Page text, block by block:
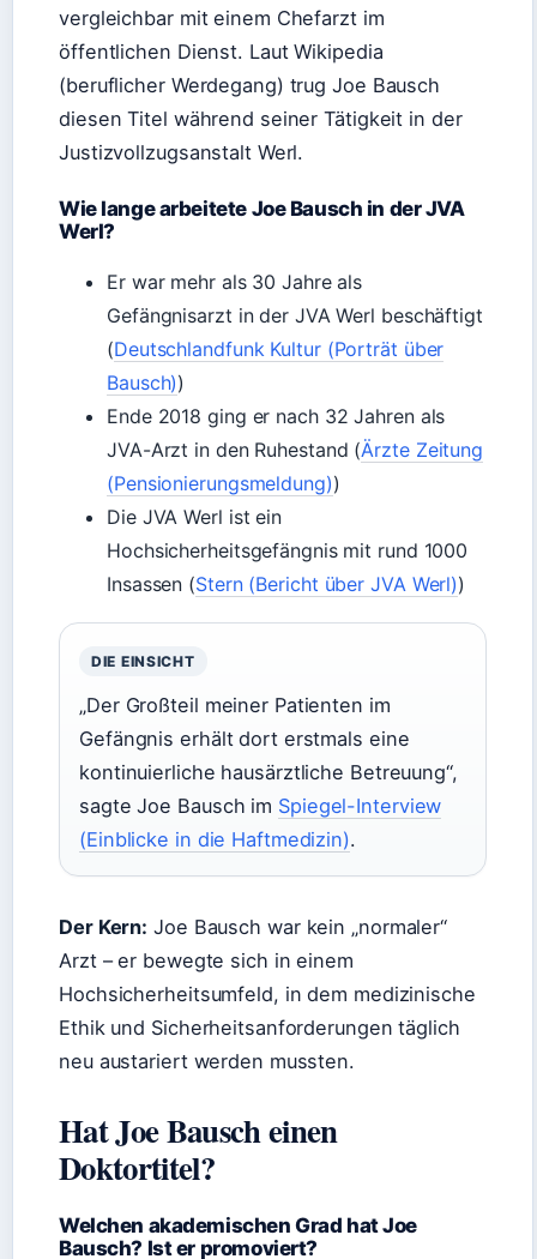
vergleichbar mit einem Chefarzt im
öffentlichen Dienst. Laut Wikipedia
(beruflicher Werdegang) trug Joe Bausch
diesen Titel während seiner Tätigkeit in der
Justizvollzugsanstalt Werl.
Wie lange arbeitete Joe Bausch in der JVA
Werl?
Er war mehr als 30 Jahre als
Gefängnisarzt in der JVA Werl beschäftigt
(Deutschlandfunk Kultur (Porträt über
Bausch))
Ende 2018 ging er nach 32 Jahren als
JVA-Arzt in den Ruhestand (Ärzte Zeitung
(Pensionierungsmeldung))
Die JVA Werl ist ein
Hochsicherheitsgefängnis mit rund 1000
Insassen (Stern (Bericht über JVA Werl))
DIE EINSICHT
„Der Großteil meiner Patienten im
Gefängnis erhält dort erstmals eine
kontinuierliche hausärztliche Betreuung“,
sagte Joe Bausch im Spiegel-Interview
(Einblicke in die Haftmedizin).
Der Kern: Joe Bausch war kein „normaler“
Arzt – er bewegte sich in einem
Hochsicherheitsumfeld, in dem medizinische
Ethik und Sicherheitsanforderungen täglich
neu austariert werden mussten.
Hat Joe Bausch einen
Doktortitel?
Welchen akademischen Grad hat Joe
Bausch? Ist er promoviert?